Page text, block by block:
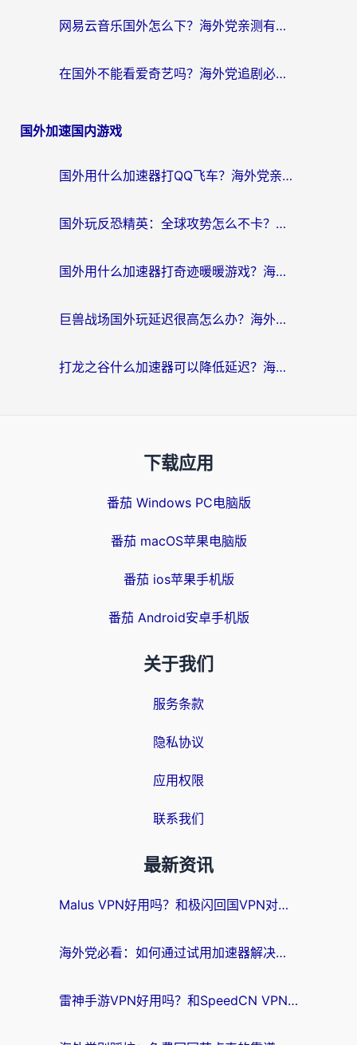
网易云音乐国外怎么下？海外党亲测有效的回国加速器指南
在国外不能看爱奇艺吗？海外党追剧必看的回国加速器选择指南
国外加速国内游戏
国外用什么加速器打QQ飞车？海外党亲测有效的国服游戏加速指南
国外玩反恐精英：全球攻势怎么不卡？老玩家亲测的加速器选择指南
国外用什么加速器打奇迹暖暖游戏？海外党国服手游畅玩全攻略（附3款热门游戏实测）
巨兽战场国外玩延迟很高怎么办？海外党亲测的国服游戏加速解决方案
打龙之谷什么加速器可以降低延迟？海外玩家亲测有效的国服加速指南
下载应用
番茄 Windows PC电脑版
番茄 macOS苹果电脑版
番茄 ios苹果手机版
番茄 Android安卓手机版
关于我们
服务条款
隐私协议
应用权限
联系我们
最新资讯
Malus VPN好用吗？和极闪回国VPN对比哪个回国效果更好？海外党亲测3款加速器+避坑指南
海外党必看：如何通过试用加速器解决国内APP地区限制？附2026最新对比测评
雷神手游VPN好用吗？和SpeedCN VPN对比哪个回国效果更好？海外党亲测3款加速器+避坑指南